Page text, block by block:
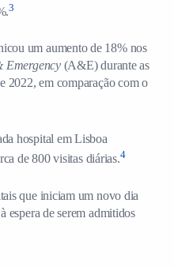
3
um aumento de 18% nos
Emergency(A&E) durante as
2022, em comparação com o
hospital em Lisboa
de 800 visitas diárias.4
que iniciam um novo dia
espera de serem admitidos